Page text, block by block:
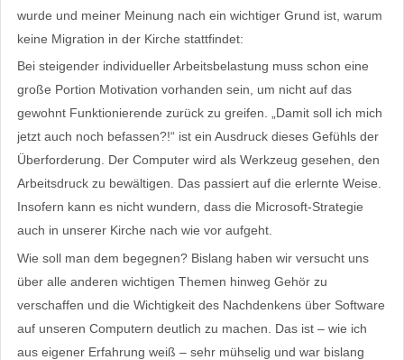
wurde und meiner Meinung nach ein wichtiger Grund ist, warum
keine Migration in der Kirche stattfindet:
Bei steigender individueller Arbeitsbelastung muss schon eine
große Portion Motivation vorhanden sein, um nicht auf das
gewohnt Funktionierende zurück zu greifen. „Damit soll ich mich
jetzt auch noch befassen?!“ ist ein Ausdruck dieses Gefühls der
Überforderung. Der Computer wird als Werkzeug gesehen, den
Arbeitsdruck zu bewältigen. Das passiert auf die erlernte Weise.
Insofern kann es nicht wundern, dass die Microsoft-Strategie
auch in unserer Kirche nach wie vor aufgeht.
Wie soll man dem begegnen? Bislang haben wir versucht uns
über alle anderen wichtigen Themen hinweg Gehör zu
verschaffen und die Wichtigkeit des Nachdenkens über Software
auf unseren Computern deutlich zu machen. Das ist – wie ich
aus eigener Erfahrung weiß – sehr mühselig und war bislang